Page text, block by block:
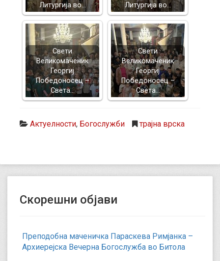
Литургија во…
Литургија во…
Свети
Великомаченик
Георгиј
Победоносец –
Света…
Свети
Великомаченик
Георгиј
Победоносец –
Света…
Актуелности, Богослужби трајна врска
Скорешни објави
Преподобна маченичка Параскева Римјанка –
Архиерејска Вечерна Богослужба во Битола